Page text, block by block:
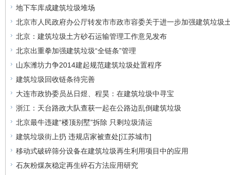
地下车库成建筑垃圾堆场
北京市人民政府办公厅转发市市政市容委关于进一步加强建筑垃圾
北京：建筑垃圾土方砂石运输管理工作意见发布
北京出重拳加强建筑垃圾“全链条”管理
山东潍坊力争2014建起规范建筑垃圾处置程序
建筑垃圾回收链条待完善
大连市政协委员丛日煜、程昊：在建筑垃圾中寻宝
浙江：天台路政大队查获一起在公路边乱倒建筑垃圾
北京最牛违建“楼顶别墅”拆除 只剩垃圾清运
建筑垃圾街上扔 违规店家被查处[江苏城市]
移动式破碎筛分设备在建筑垃圾再生利用项目中的应用
石灰粉煤灰稳定再生碎石方法应用研究